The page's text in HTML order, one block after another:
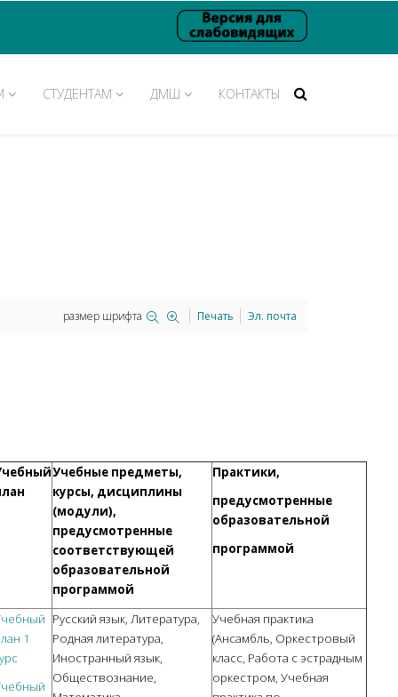
СТУДЕНТАМ ДМШ КОНТАКТЫ
размер шрифта Печать Эл. почта
Учебные предметы,
курсы, дисциплины
(модули),
предусмотренные
соответствующей
образовательной
программой
Практики,
предусмотренные
образовательной
программой
1
Русский язык, Литература,
Родная литература,
Иностранный язык,
Обществознание,
Учебная практика
(Ансамбль, Оркестровый
класс, Работа с эстрадным
оркестром, Учебная